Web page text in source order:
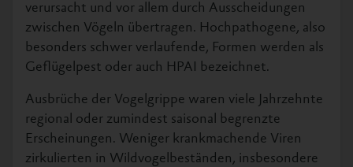
verursacht und vor allem durch Ausscheidungen
zwischen Vögeln übertragen. Hochpathogene, also
besonders schwer verlaufende, Formen werden als
Geflügelpest oder auch HPAI bezeichnet.
Ausbrüche der Vogelgrippe waren viele Jahrzehnte
regional oder zumindest saisonal begrenzte
Erscheinungen. Weniger krankmachende Viren
zirkulierten in Wildvogelbeständen, insbesondere